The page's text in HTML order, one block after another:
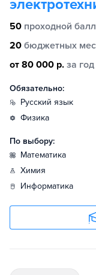
50 проходной балл
20 бюджетных
от 80 000 р. за год
Обязательно:
русский язык
физика
По выбору:
математика
химия
информатика